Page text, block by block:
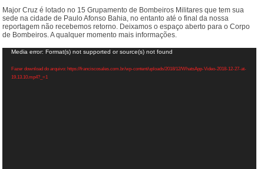
Major Cruz é lotado no 15 Grupamento de Bombeiros Militares que tem sua
sede na cidade de Paulo Afonso Bahia, no entanto até o final da nossa
reportagem não recebemos retorno. Deixamos o espaço aberto para o Corpo
de Bombeiros. A qualquer momento mais informações.
Tocador
vídeo
Media error: Format(s) not supported or source(s) not found
Fazer download do arquivo: https://franciscosales.com.br/wp-content/uploads/2018/12/WhatsApp-Video-2018-12-27-at-
19.13.10.mp4?_=1